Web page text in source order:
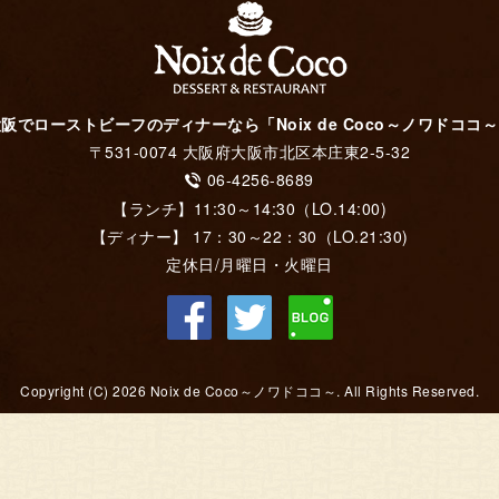
でローストビーフのディナーなら「Noix de Coco～ノワドココ
〒531-0074 大阪府大阪市北区本庄東2-5-32
06-4256-8689
【ランチ】11:30～14:30（LO.14:00)
【ディナー】 17：30～22：30（LO.21:30)
定休日/月曜日・火曜日
Copyright (C) 2026 Noix de Coco～ノワドココ～. All Rights Reserved.